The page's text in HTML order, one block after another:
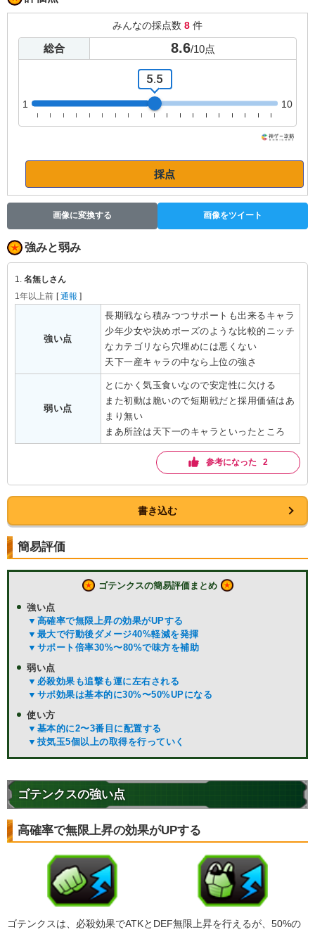
みんなの採点数 8 件
総合 8.6/10点
1
5.5
10
採点
画像に変換する 画像をツイート
強みと弱み
1. 名無しさん
1年以上前 [通報 ]
強い点
長期戦なら積みつつサポートも出来るキャラ
少年少女や決めポーズのような比較的ニッチ
なカテゴリなら穴埋めには悪くない
天下一産キャラの中なら上位の強さ
弱い点
とにかく気玉食いなので安定性に欠ける
また初動は脆いので短期戦だと採用価値はあ
まり無い
まあ所詮は天下一のキャラといったところ
参考になった 2
書き込む
簡易評価
ゴテンクスの簡易評価まとめ
強い点
▼高確率で無限上昇の効果がUPする
▼最大で行動後ダメージ40%軽減を発揮
▼サポート倍率30%〜80%で味方を補助
弱い点
▼必殺効果も追撃も運に左右される
▼サポ効果は基本的に30%〜50%UPになる
使い方
▼基本的に2〜3番目に配置する
▼技気玉5個以上の取得を行っていく
ゴテンクスの強い点
高確率で無限上昇の効果がUPする
ゴテンクスは、必殺効果でATKとDEF無限上昇を行えるが、50%の